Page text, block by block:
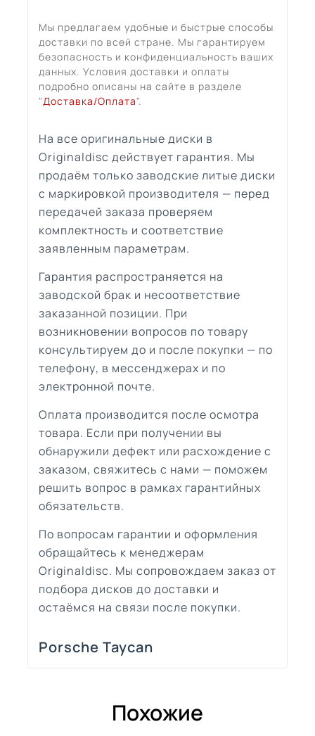
Мы предлагаем удобные и быстрые способы
доставки по всей стране. Мы гарантируем
безопасность и конфиденциальность ваших
данных. Условия доставки и оплаты
подробно описаны на сайте в разделе
"Доставка/Оплата".
На все оригинальные диски в
Originaldisc действует гарантия. Мы
продаём только заводские литые диски
с маркировкой производителя — перед
передачей заказа проверяем
комплектность и соответствие
заявленным параметрам.
Гарантия распространяется на
заводской брак и несоответствие
заказанной позиции. При
возникновении вопросов по товару
консультируем до и после покупки — по
телефону, в мессенджерах и по
электронной почте.
Оплата производится после осмотра
товара. Если при получении вы
обнаружили дефект или расхождение с
заказом, свяжитесь с нами — поможем
решить вопрос в рамках гарантийных
обязательств.
По вопросам гарантии и оформления
обращайтесь к менеджерам
Originaldisc. Мы сопровождаем заказ от
подбора дисков до доставки и
остаёмся на связи после покупки.
Porsche Taycan
Похожие